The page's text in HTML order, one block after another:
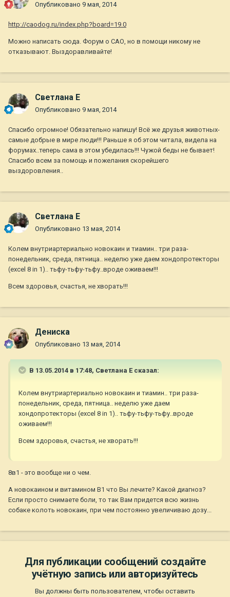
Опубликовано 9 мая, 2014
http://caodog.ru/index.php?board=19.0
Можно написать сюда. Форум о САО, но в помощи никому не
отказывают. Выздоравливайте!
Светлана Е
Опубликовано 9 мая, 2014
Спасибо огромное! Обязательно напишу! Всё же друзья животных-
самые добрые в мире люди!!! Раньше я об этом читала, видела на
форумах..теперь сама в этом убедилась!!! Чужой беды не бывает!
Спасибо всем за помощь и пожелания скорейшего
выздоровления..
Светлана Е
Опубликовано 13 мая, 2014
Колем внутриартериально новокаин и тиамин.. три раза-
понедельник, среда, пятница.. неделю уже даем хондопротекторы
(excel 8 in 1).. тьфу-тьфу-тьфу..вроде оживаем!!!
Всем здоровья, счастья, не хворать!!!
Дениска
Опубликовано 13 мая, 2014
В 13.05.2014 в 17:48, Светлана Е сказал:
Колем внутриартериально новокаин и тиамин.. три раза-
понедельник, среда, пятница.. неделю уже даем
хондопротекторы (excel 8 in 1).. тьфу-тьфу-тьфу..вроде
оживаем!!!
Всем здоровья, счастья, не хворать!!!
8в1 - это вообще ни о чем.
А новокаином и витамином В1 что Вы лечите? Какой диагноз?
Если просто снимаете боли, то так Вам придется всю жизнь
собаке колоть новокаин, при чем постоянно увеличиваю дозу...
Для публикации сообщений создайте
учётную запись или авторизуйтесь
Вы должны быть пользователем, чтобы оставить